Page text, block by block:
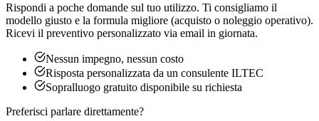
Rispondi a poche domande sul tuo utilizzo. Ti consigliamo il
modello giusto e la formula migliore (acquisto o noleggio operativo).
Ricevi il preventivo personalizzato via email in giornata.
Nessun impegno, nessun costo
Risposta personalizzata da un consulente ILTEC
Sopralluogo gratuito disponibile su richiesta
Preferisci parlare direttamente?